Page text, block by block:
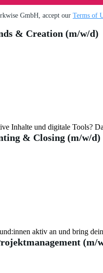
GmbH, accept ourTerms of
& Creation (m/w/d)
Inhalte und digitale Tools?
& Closing (m/w/d)
aktiv an und bring
(m/